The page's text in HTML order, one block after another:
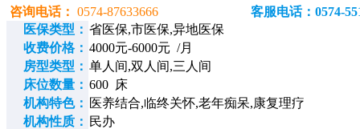
咨询电话： 0574-87633666
客服电话：0574-
医保类型： 省医保,市医保,异地医保
收费价格： 4000元-6000元 /月
房型类型： 单人间,双人间,三人间
床位数量： 600 床
机构特色： 医养结合,临终关怀,老年痴呆,康复理疗
机构性质： 民办